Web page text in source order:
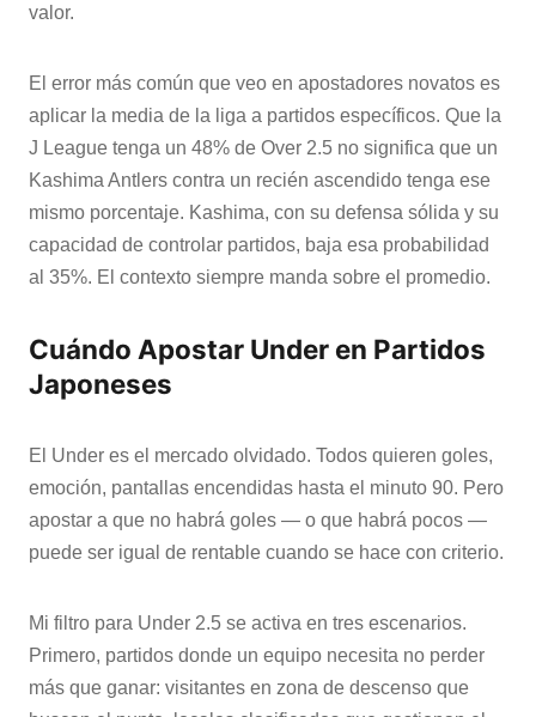
valor.
El error más común que veo en apostadores novatos es
aplicar la media de la liga a partidos específicos. Que la
J League tenga un 48% de Over 2.5 no significa que un
Kashima Antlers contra un recién ascendido tenga ese
mismo porcentaje. Kashima, con su defensa sólida y su
capacidad de controlar partidos, baja esa probabilidad
al 35%. El contexto siempre manda sobre el promedio.
Cuándo Apostar Under en Partidos
Japoneses
El Under es el mercado olvidado. Todos quieren goles,
emoción, pantallas encendidas hasta el minuto 90. Pero
apostar a que no habrá goles — o que habrá pocos —
puede ser igual de rentable cuando se hace con criterio.
Mi filtro para Under 2.5 se activa en tres escenarios.
Primero, partidos donde un equipo necesita no perder
más que ganar: visitantes en zona de descenso que